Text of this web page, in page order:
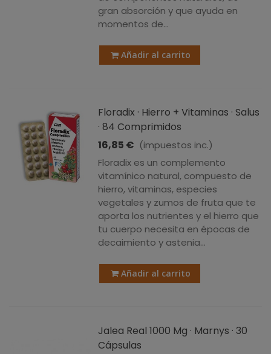
gran absorción y que ayuda en
momentos de...
Añadir al carrito
Floradix · Hierro + Vitaminas · Salus
· 84 Comprimidos
16,85 € (impuestos inc.)
Floradix es un complemento
vitamínico natural, compuesto de
hierro, vitaminas, especies
vegetales y zumos de fruta que te
aporta los nutrientes y el hierro que
tu cuerpo necesita en épocas de
decaimiento y astenia...
Añadir al carrito
Jalea Real 1000 Mg · Marnys · 30
Cápsulas